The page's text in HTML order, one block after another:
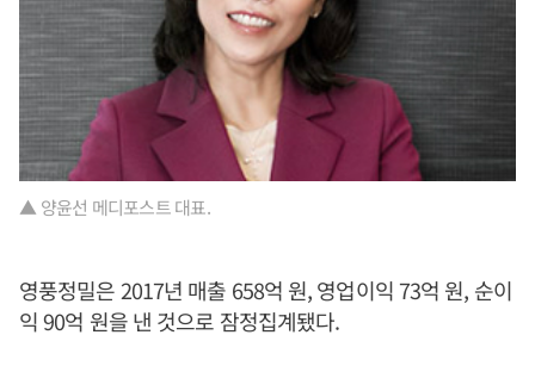
▲ 양윤선 메디포스트 대표.
영풍정밀은 2017년 매출 658억 원, 영업이익 73억 원, 순이
익 90억 원을 낸 것으로 잠정집계됐다.